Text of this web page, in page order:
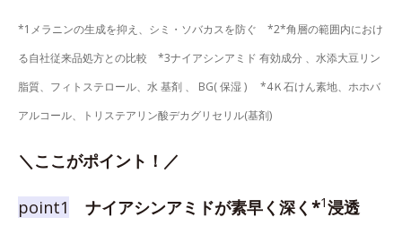
*1メラニンの生成を抑え、シミ・ソバカスを防ぐ *2*角層の範囲内におけ
る自社従来品処方との比較 *3ナイアシンアミド 有効成分 、水添大豆リン
脂質、フィトステロール、水 基剤 、 BG( 保湿 ) *4Ｋ石けん素地、ホホバ
アルコール、トリステアリン酸デカグリセリル(基剤)
＼ここがポイント！／
point1 ナイアシンアミドが素早く深く*1浸透